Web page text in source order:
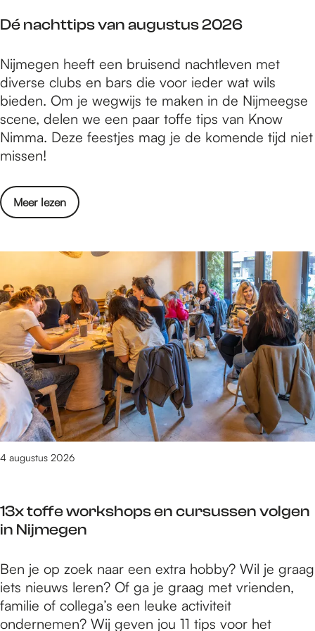
m
a
s
e
r
i
e
w
a
a
a
t
z
i
e
n
w
a
a
r
t
r
p
o
o
n
i
r
e
p
r
o
r
a
m
s
e
r
i
e
S
w
a
m
p
a
t
e
n
w
b
a
d
s
i
n
d
e
i
f
v
n
D
o
r
n
r
o
o
s
n
m
i
t
v
a
g
t
d
s
i
n
d
e
l
i
f
v
D
o
n
Dé nachttips van augustus 2026
D
é
n
a
c
h
t
i
a
n
a
u
g
u
s
t
u
s
2
2
6
Nijmegen heeft een bruisend nachtleven met
diverse clubs en bars die voor ieder wat wils
bieden. Om je wegwijs te maken in de Nijmeegse
scene, delen we een paar toffe tips van Know
Nimma. Deze feestjes mag je de komende tijd niet
missen!
Meer lezen
o
v
D
é
n
a
c
h
t
t
i
p
s
n
a
g
u
t
13x toffe workshops en cursussen volgen
in Nijmegen
4 augustus 2026
1
3
x
t
Ben je op zoek naar een extra hobby? Wil je graag
iets nieuws leren? Of ga je graag met vrienden,
familie of collega’s een leuke activiteit
ondernemen? Wij geven jou 11 tips voor het